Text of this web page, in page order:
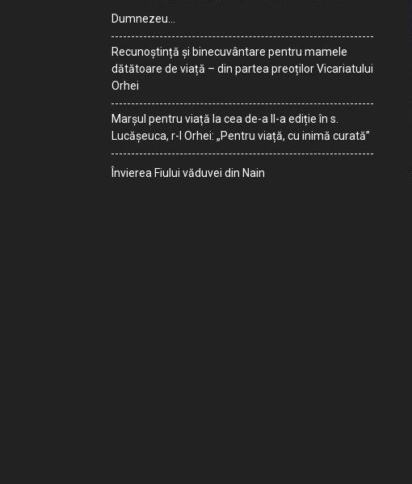
Dumnezeu…
Recunoștință și binecuvântare pentru mamele
dătătoare de viață – din partea preoților Vicariatului
Orhei
Marșul pentru viață la cea de-a II-a ediție în s.
Lucășeuca, r-l Orhei: „Pentru viață, cu inimă curată”
Învierea Fiului văduvei din Nain